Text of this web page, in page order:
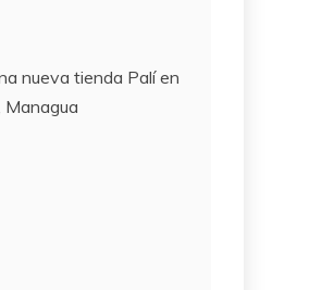
nueva tienda Palí en
Managua